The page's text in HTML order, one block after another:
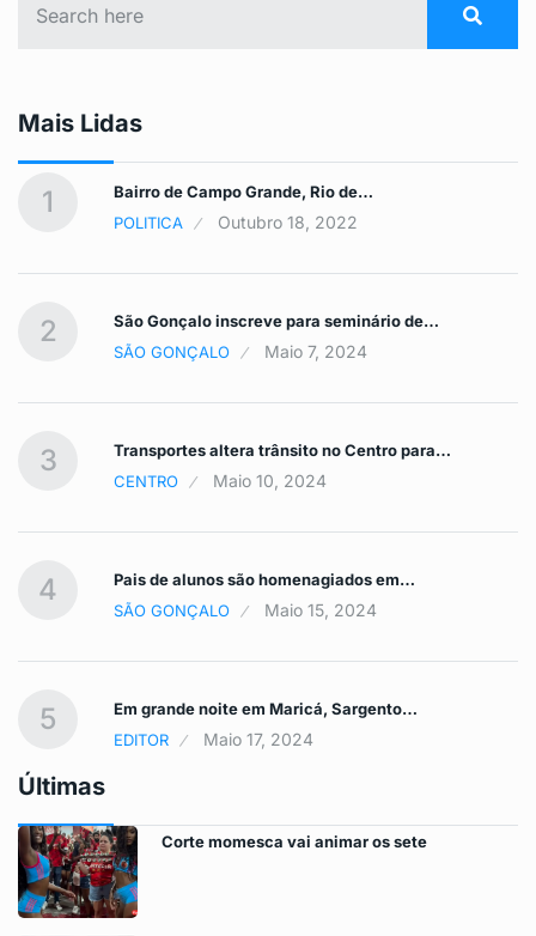
Mais Lidas
1
Bairro de Campo Grande, Rio de…
POLITICA
Outubro 18, 2022
2
São Gonçalo inscreve para seminário de…
SÃO GONÇALO
Maio 7, 2024
3
Transportes altera trânsito no Centro para…
CENTRO
Maio 10, 2024
4
Pais de alunos são homenagiados em…
SÃO GONÇALO
Maio 15, 2024
5
Em grande noite em Maricá, Sargento…
EDITOR
Maio 17, 2024
Últimas
Corte momesca vai animar os sete